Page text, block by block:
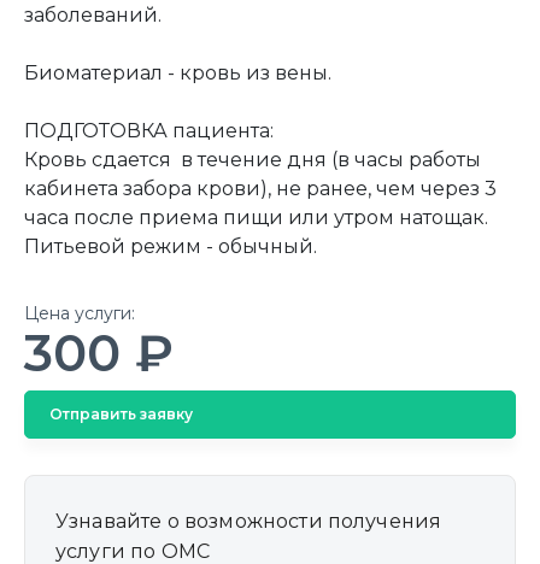
заболеваний.
Биоматериал - кровь из вены.
ПОДГОТОВКА пациента:
Кровь сдается в течение дня (в часы работы
кабинета забора крови), не ранее, чем через 3
часа после приема пищи или утром натощак.
Питьевой режим - обычный.
Цена услуги:
300 ₽
Отправить заявку
Узнавайте о возможности получения
услуги по ОМС